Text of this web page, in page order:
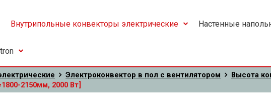
Внутрипольные конвекторы электрические Настенные
Электроконвектор в пол с вентилятором
Высота
2150мм, 2000 Вт]